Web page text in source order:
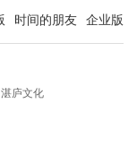
时间的朋友 企业版
湛庐文化